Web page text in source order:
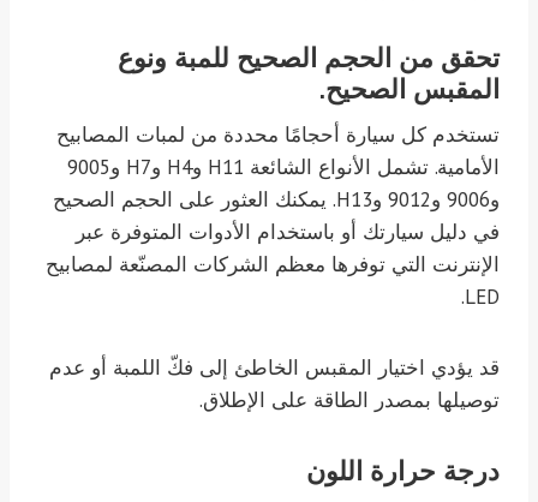
تحقق من الحجم الصحيح للمبة ونوع
المقبس الصحيح.
تستخدم كل سيارة أحجامًا محددة من لمبات المصابيح
الأمامية. تشمل الأنواع الشائعة H11 وH4 وH7 و9005
و9006 و9012 وH13. يمكنك العثور على الحجم الصحيح
في دليل سيارتك أو باستخدام الأدوات المتوفرة عبر
الإنترنت التي توفرها معظم الشركات المصنّعة لمصابيح
LED.
قد يؤدي اختيار المقبس الخاطئ إلى فكّ اللمبة أو عدم
توصيلها بمصدر الطاقة على الإطلاق.
درجة حرارة اللون